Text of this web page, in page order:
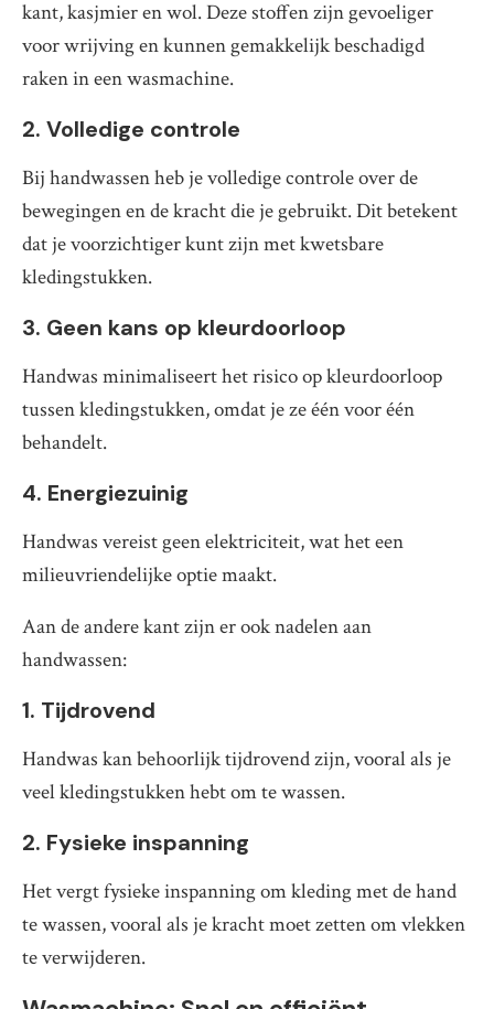
kant, kasjmier en wol. Deze stoffen zijn gevoeliger
voor wrijving en kunnen gemakkelijk beschadigd
raken in een wasmachine.
2. Volledige controle
Bij handwassen heb je volledige controle over de
bewegingen en de kracht die je gebruikt. Dit betekent
dat je voorzichtiger kunt zijn met kwetsbare
kledingstukken.
3. Geen kans op kleurdoorloop
Handwas minimaliseert het risico op kleurdoorloop
tussen kledingstukken, omdat je ze één voor één
behandelt.
4. Energiezuinig
Handwas vereist geen elektriciteit, wat het een
milieuvriendelijke optie maakt.
Aan de andere kant zijn er ook nadelen aan
handwassen:
1. Tijdrovend
Handwas kan behoorlijk tijdrovend zijn, vooral als je
veel kledingstukken hebt om te wassen.
2. Fysieke inspanning
Het vergt fysieke inspanning om kleding met de hand
te wassen, vooral als je kracht moet zetten om vlekken
te verwijderen.